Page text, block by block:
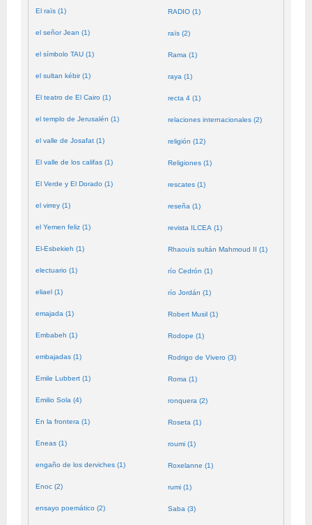
El raïs (1)
el señor Jean (1)
el símbolo TAU (1)
el sultan kébir (1)
El teatro de El Cairo (1)
el templo de Jerusalén (1)
el valle de Josafat (1)
El valle de los califas (1)
El Verde y El Dorado (1)
el virrey (1)
el Yemen feliz (1)
El-Esbekieh (1)
electuario (1)
eliael (1)
emajada (1)
Embabeh (1)
embajadas (1)
Emile Lubbert (1)
Emilio Sola (4)
En la frontera (1)
Eneas (1)
engaño de los derviches (1)
Enoc (2)
ensayo poemático (2)
RADIO (1)
raïs (2)
Rama (1)
raya (1)
recta 4 (1)
relaciones internacionales (2)
religión (12)
Religiones (1)
rescates (1)
reseña (1)
revista ILCEA (1)
Rhaouïs sultán Mahmoud II (1)
río Cedrón (1)
río Jordán (1)
Robert Musil (1)
Rodope (1)
Rodrigo de Vivero (3)
Roma (1)
ronquera (2)
Roseta (1)
roumi (1)
Roxelanne (1)
rumi (1)
Saba (3)